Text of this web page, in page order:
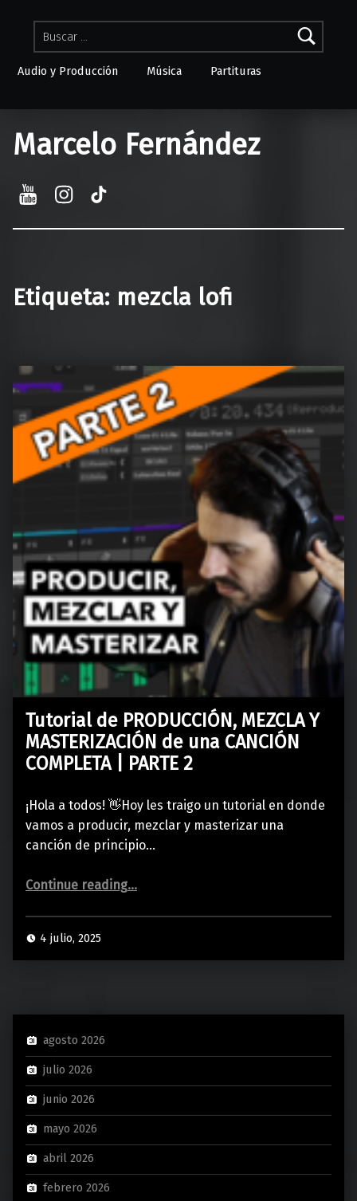
Buscar:
Audio y Producción Música Partituras
Marcelo Fernández
YouTube
Etiqueta: mezcla lofi
Tutorial de PRODUCCIÓN, MEZCLA Y
MASTERIZACIÓN de una CANCIÓN
COMPLETA | PARTE 2
¡Hola a todos! 👋Hoy les traigo un tutorial en donde
vamos a producir, mezclar y masterizar una
canción de principio…
Continue reading“Tutorial de PRODUCCIÓN, MEZCLA Y MASTERIZACIÓN de una CANCIÓN COMPLETA | PARTE 2”
…
4 julio, 2025
agosto 2026
julio 2026
junio 2026
mayo 2026
abril 2026
febrero 2026